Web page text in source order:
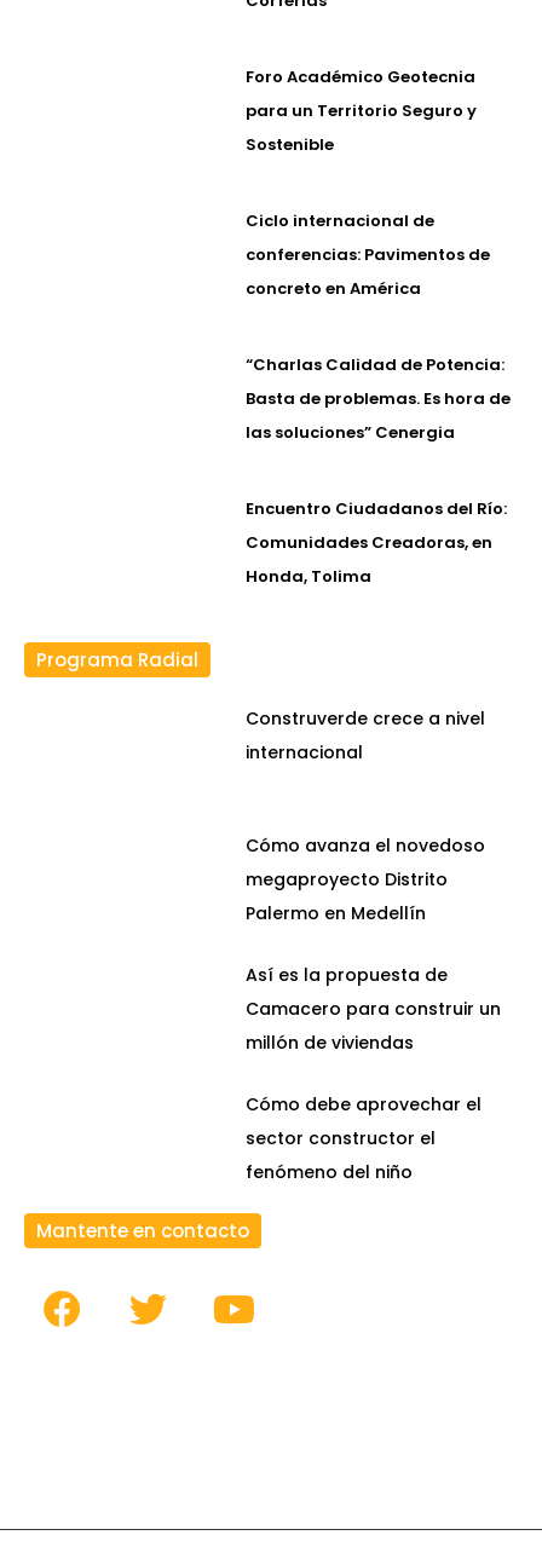
Foro Académico Geotecnia
para un Territorio Seguro y
Sostenible
Ciclo internacional de
conferencias: Pavimentos de
concreto en América
“Charlas Calidad de Potencia:
Basta de problemas. Es hora de
las soluciones” Cenergia
Encuentro Ciudadanos del Río:
Comunidades Creadoras, en
Honda, Tolima
Programa Radial
Construverde crece a nivel
internacional
Cómo avanza el novedoso
megaproyecto Distrito
Palermo en Medellín
Así es la propuesta de
Camacero para construir un
millón de viviendas
Cómo debe aprovechar el
sector constructor el
fenómeno del niño
Mantente en contacto